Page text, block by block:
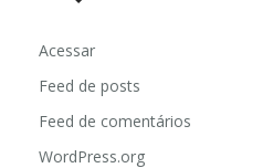
Acessar
Feed de posts
Feed de comentários
WordPress.org